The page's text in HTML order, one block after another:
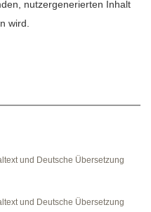
nutzergenerierten Inhalt
wird.
und Deutsche Übersetzung
und Deutsche Übersetzung